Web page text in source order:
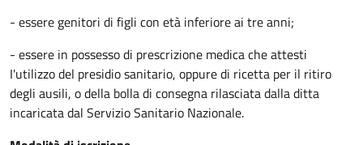
- essere genitori di figli con età inferiore ai tre anni;
- essere in possesso di prescrizione medica che attesti
I'utilizzo del presidio sanitario, oppure di ricetta per il ritiro
degli ausili, o della bolla di consegna rilasciata dalla ditta
incaricata dal Servizio Sanitario Nazionale.